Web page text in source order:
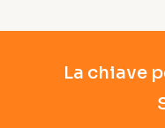
La chiave